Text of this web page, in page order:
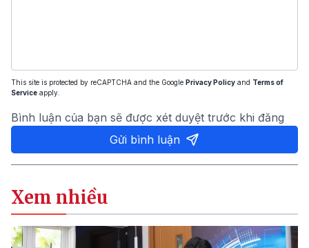
This site is protected by reCAPTCHA and the Google Privacy Policy and Terms of
Service apply.
Bình luận của bạn sẽ được xét duyệt trước khi đăng
Gửi bình luận
Xem nhiều